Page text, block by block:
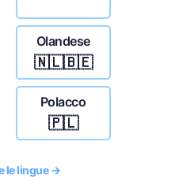
Olandese
🇳🇱🇧🇪
Polacco
🇵🇱
le lingue →